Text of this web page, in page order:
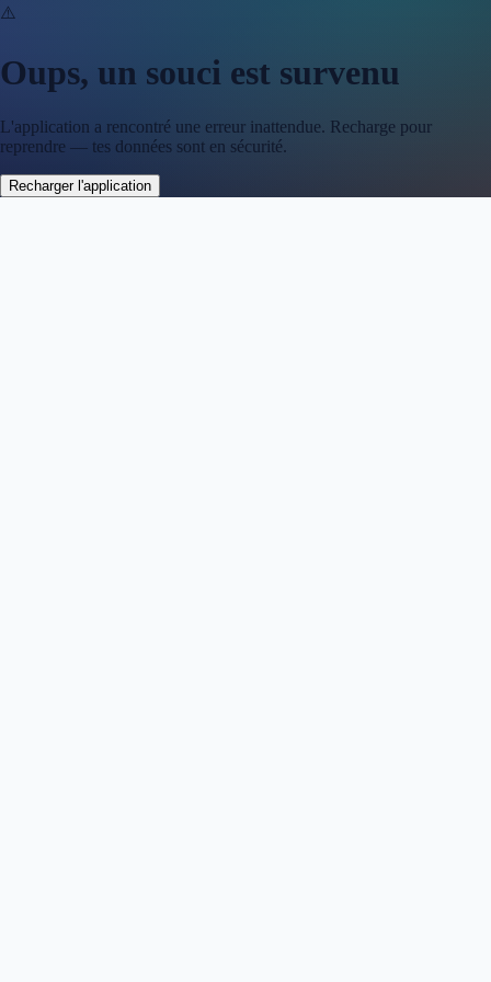
⚠️
Oups, un souci est survenu
L'application a rencontré une erreur inattendue. Recharge pour
reprendre — tes données sont en sécurité.
Recharger l'application